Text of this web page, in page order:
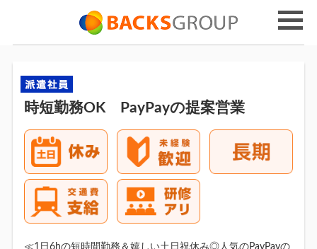
時短勤務OK PayPayの提案営業
≪1日6hの短時間勤務＆嬉しい土日祝休み◎人気のPayPayの